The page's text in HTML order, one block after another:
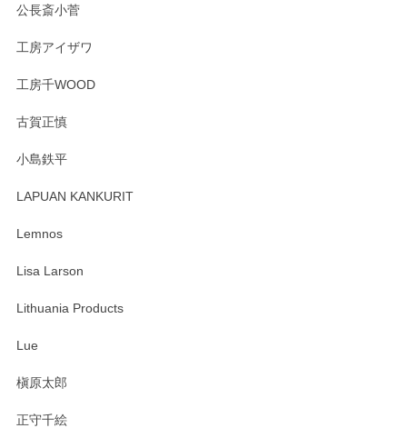
す。 素敵な湯呑みでとても気に入りました。 発送も早く、
たm(_)m
います。無事に届いたようで安心いたしまし
公長斎小菅
工房アイザワ
工房千WOOD
古賀正慎
小島鉄平
LAPUAN KANKURIT
Lemnos
Lisa Larson
Lithuania Products
Lue
槇原太郎
正守千絵